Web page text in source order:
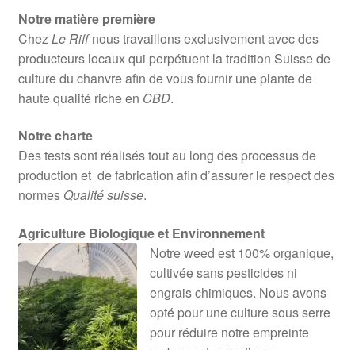
Notre matière première
ChezLe Riffnous travaillons exclusivement avec des
producteurs locaux qui perpétuent la tradition Suisse de
culture du chanvre afin de vous fournir une plante de
haute qualité riche en CBD.
Notre charte
Des tests sont réalisés tout au long des processus de
production et de fabrication afin d’assurer le respect des
normes Qualité suisse.
Agriculture Biologique et Environnement
Notre weed est 100% organique,
cultivée sans pesticides ni
engrais chimiques. Nous avons
opté pour une culture sous serre
pour réduire notre empreinte